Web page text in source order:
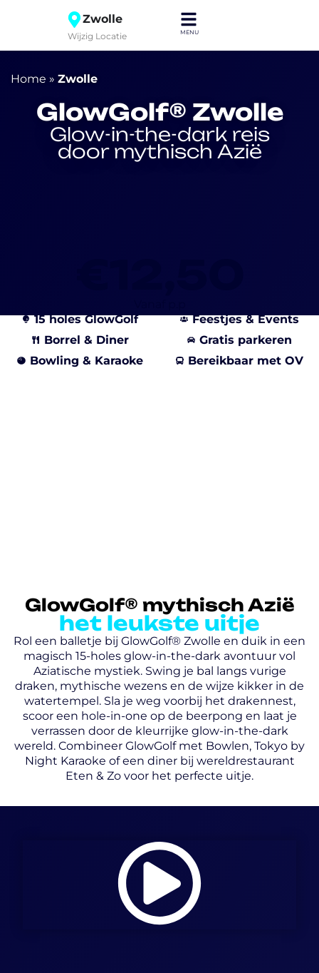
Home » Zwolle
Zwolle
Wijzig Locatie
GlowGolf® Zwolle
Glow-in-the-dark reis
door mythisch Azië
GlowGolf® mythisch Azië
het leukste uitje
Rol een balletje bij GlowGolf® Zwolle en duik in een
magisch 15-holes glow-in-the-dark avontuur vol
Aziatische mystiek. Swing je bal langs vurige
draken, mythische wezens en de wijze kikker in de
watertempel. Sla je weg voorbij het drakennest,
scoor een hole-in-one op de beerpong en laat je
verrassen door de kleurrijke glow-in-the-dark
wereld. Combineer GlowGolf met Bowlen, Tokyo by
Night Karaoke of een diner bij wereldrestaurant
Eten & Zo voor het perfecte uitje.
15 holes GlowGolf
Borrel & Diner
Bowling & Karaoke
Feestjes & Events
Gratis parkeren
Bereikbaar met OV